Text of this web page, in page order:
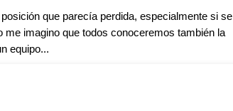
que parecía perdida, especialmente si se
me imagino que todos conoceremos también la
equipo...